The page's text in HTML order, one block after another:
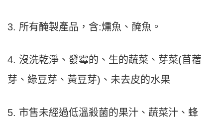
3. 所有醃製產品，含:燻魚、醃魚。
4. 沒洗乾淨、發霉的、生的蔬菜、芽菜(苜蓿
芽、綠豆芽、黃豆芽)、未去皮的水果
5. 市售未經過低溫殺菌的果汁、蔬菜汁、蜂